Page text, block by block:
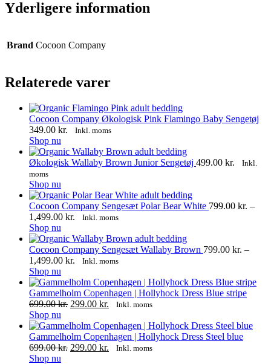
Yderligere information
Brand Cocoon Company
Relaterede varer
Cocoon Company Økologisk Pink Flamingo Baby Sengetøj
349.00 kr. Inkl. moms
Shop nu
Økologisk Wallaby Brown Junior Sengetøj 499.00 kr.
Inkl.
moms
Shop nu
Cocoon Company Sengesæt Polar Bear White 799.00 kr. –
1,499.00 kr. Prisinterval:
til
1,499.00 kr.
Inkl. moms
Shop nu
vare
har
flere
Mulighederne
kan
vælges
varesiden
Cocoon Company Sengesæt Wallaby Brown 799.00 kr. –
1,499.00 kr. Prisinterval:
til
1,499.00 kr.
Inkl. moms
Shop nu
vare
har
flere
Mulighederne
kan
vælges
Gammelholm Copenhagen | Hollyhock Dress Blue stripe
699.00kr. Den
pris
var:
699.00 kr..
299.00 kr. Den
pris
er:
299.00 kr..
Inkl. moms
Shop nu
vare
har
flere
Gammelholm Copenhagen | Hollyhock Dress Steel blue
699.00kr. Den
299.00 kr. Den
Inkl. moms
Shop nu